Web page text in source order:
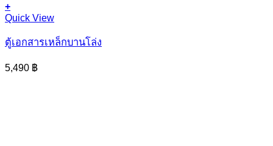
+
Quick View
ตู้เอกสารเหล็กบานโล่ง
5,490 ฿